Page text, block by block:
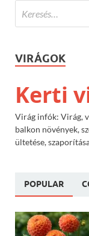
VIRÁGOK
Kerti
Virág infók: Virág,
balkon növények,
ültetése,
POPULAR